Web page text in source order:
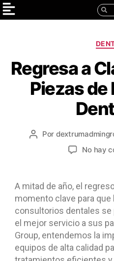
Regresa a
Piezas de
Por
No hay
A mitad de año, el
momento clave para que
consultorios dentales se
el mejor servicio a sus
Group, entendemos la
equipos de alta calidad